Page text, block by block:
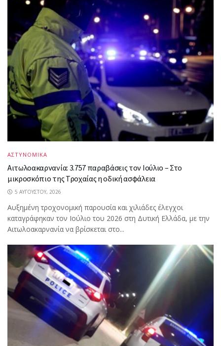
ΑΣΤΥΝΟΜΙΚΑ
Αιτωλοακαρνανία: 3.757 παραβάσεις τον Ιούλιο – Στο
μικροσκόπιο της Τροχαίας η οδική ασφάλεια
5 ΑΥΓΟΎΣΤΟΥ, 2026
Αυξημένη τροχονομική παρουσία και χιλιάδες έλεγχοι
καταγράφηκαν τον Ιούλιο του 2026 στη Δυτική Ελλάδα, με την
Αιτωλοακαρνανία να βρίσκεται στο...